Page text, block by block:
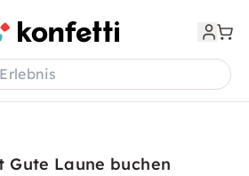
Gute Laune buchen